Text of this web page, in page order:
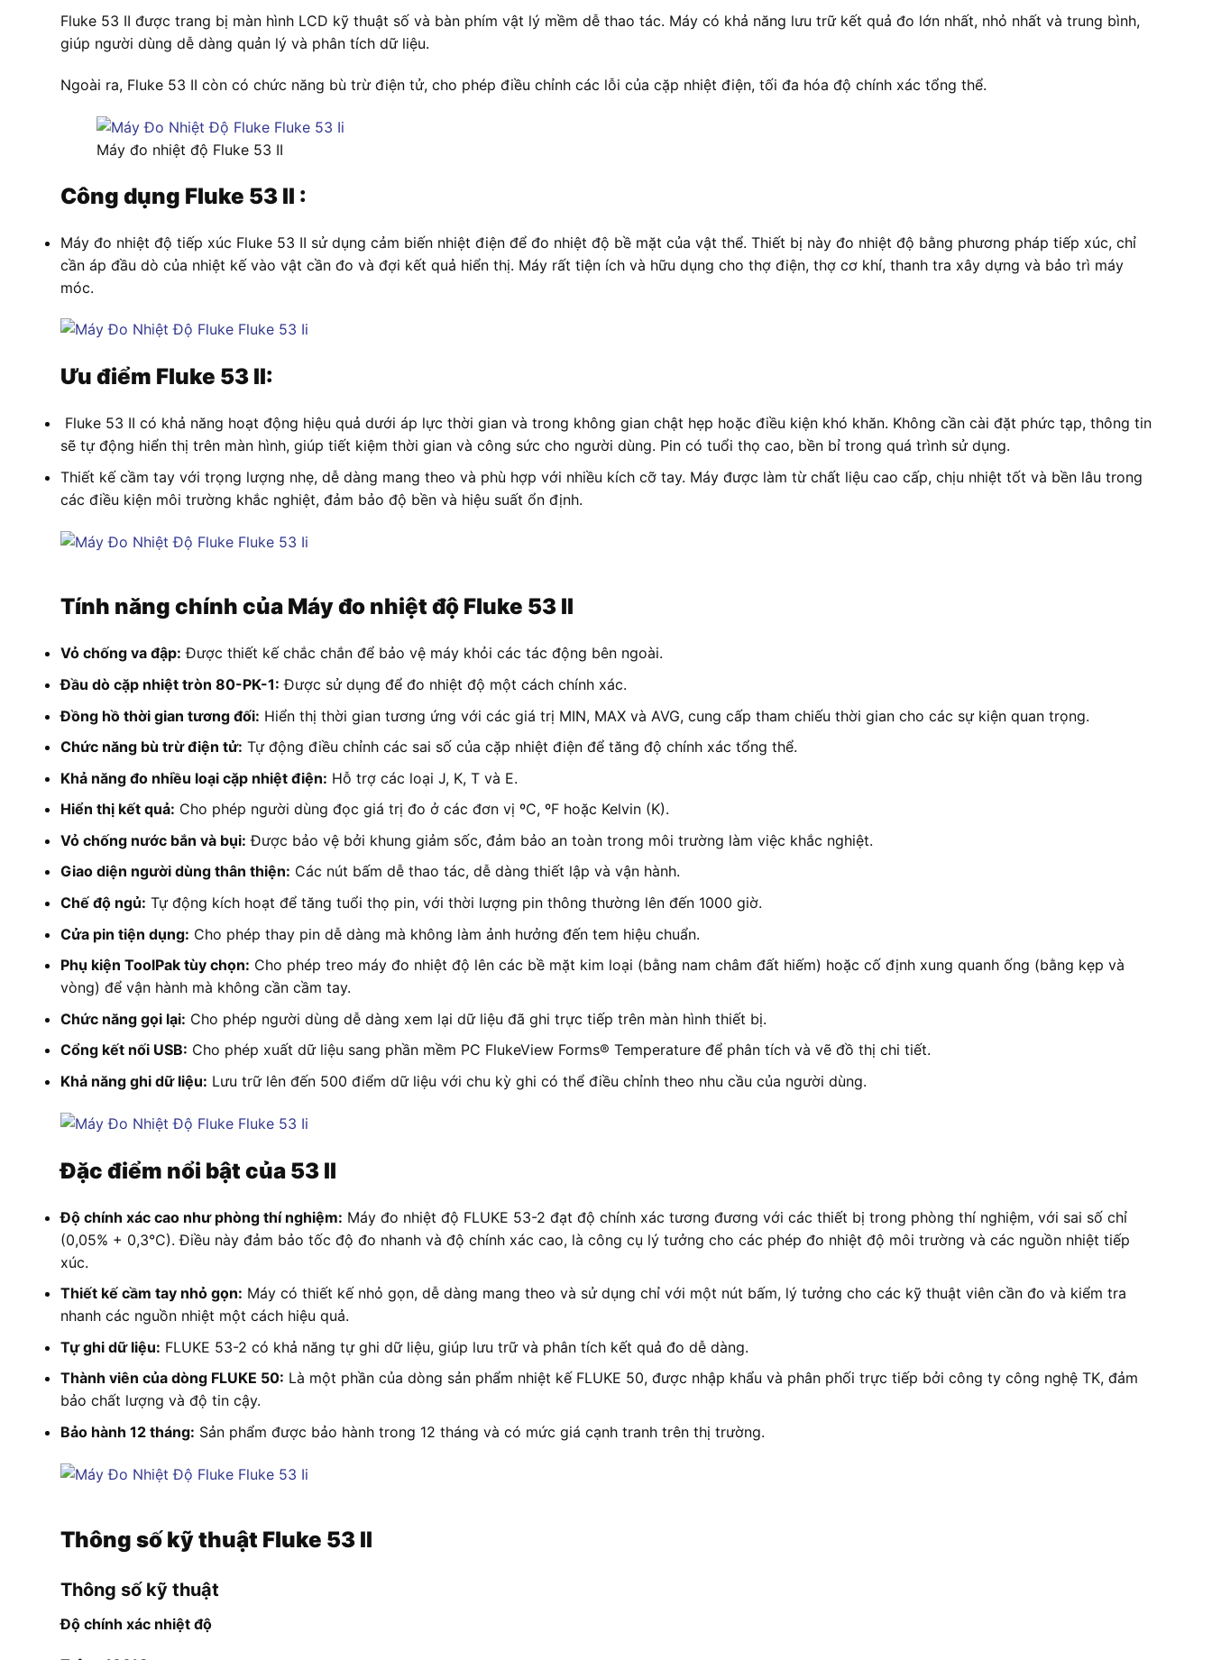
Fluke 53 II được trang bị màn hình LCD kỹ thuật số và bàn phím vật lý mềm dễ thao tác. Máy có khả năng lưu trữ kết quả đo lớn nhất, nhỏ nhất và trung bình,
giúp người dùng dễ dàng quản lý và phân tích dữ liệu.
Ngoài ra, Fluke 53 II còn có chức năng bù trừ điện tử, cho phép điều chỉnh các lỗi của cặp nhiệt điện, tối đa hóa độ chính xác tổng thể.
Máy đo nhiệt độ Fluke 53 II
Công dụng Fluke 53 II :
Máy đo nhiệt độ tiếp xúc Fluke 53 II sử dụng cảm biến nhiệt điện để đo nhiệt độ bề mặt của vật thể. Thiết bị này đo nhiệt độ bằng phương pháp tiếp xúc, chỉ
cần áp đầu dò của nhiệt kế vào vật cần đo và đợi kết quả hiển thị. Máy rất tiện ích và hữu dụng cho thợ điện, thợ cơ khí, thanh tra xây dựng và bảo trì máy
móc.
Ưu điểm Fluke 53 II:
Fluke 53 II có khả năng hoạt động hiệu quả dưới áp lực thời gian và trong không gian chật hẹp hoặc điều kiện khó khăn. Không cần cài đặt phức tạp, thông tin
sẽ tự động hiển thị trên màn hình, giúp tiết kiệm thời gian và công sức cho người dùng. Pin có tuổi thọ cao, bền bỉ trong quá trình sử dụng.
Thiết kế cầm tay với trọng lượng nhẹ, dễ dàng mang theo và phù hợp với nhiều kích cỡ tay. Máy được làm từ chất liệu cao cấp, chịu nhiệt tốt và bền lâu trong
các điều kiện môi trường khắc nghiệt, đảm bảo độ bền và hiệu suất ổn định.
Tính năng chính của Máy đo nhiệt độ Fluke 53 II
Vỏ chống va đập: Được thiết kế chắc chắn để bảo vệ máy khỏi các tác động bên ngoài.
Đầu dò cặp nhiệt tròn 80-PK-1: Được sử dụng để đo nhiệt độ một cách chính xác.
Đồng hồ thời gian tương đối: Hiển thị thời gian tương ứng với các giá trị MIN, MAX và AVG, cung cấp tham chiếu thời gian cho các sự kiện quan trọng.
Chức năng bù trừ điện tử: Tự động điều chỉnh các sai số của cặp nhiệt điện để tăng độ chính xác tổng thể.
Khả năng đo nhiều loại cặp nhiệt điện: Hỗ trợ các loại J, K, T và E.
Hiển thị kết quả: Cho phép người dùng đọc giá trị đo ở các đơn vị ºC, ºF hoặc Kelvin (K).
Vỏ chống nước bắn và bụi: Được bảo vệ bởi khung giảm sốc, đảm bảo an toàn trong môi trường làm việc khắc nghiệt.
Giao diện người dùng thân thiện: Các nút bấm dễ thao tác, dễ dàng thiết lập và vận hành.
Chế độ ngủ: Tự động kích hoạt để tăng tuổi thọ pin, với thời lượng pin thông thường lên đến 1000 giờ.
Cửa pin tiện dụng: Cho phép thay pin dễ dàng mà không làm ảnh hưởng đến tem hiệu chuẩn.
Phụ kiện ToolPak tùy chọn: Cho phép treo máy đo nhiệt độ lên các bề mặt kim loại (bằng nam châm đất hiếm) hoặc cố định xung quanh ống (bằng kẹp và
vòng) để vận hành mà không cần cầm tay.
Chức năng gọi lại: Cho phép người dùng dễ dàng xem lại dữ liệu đã ghi trực tiếp trên màn hình thiết bị.
Cổng kết nối USB: Cho phép xuất dữ liệu sang phần mềm PC FlukeView Forms® Temperature để phân tích và vẽ đồ thị chi tiết.
Khả năng ghi dữ liệu: Lưu trữ lên đến 500 điểm dữ liệu với chu kỳ ghi có thể điều chỉnh theo nhu cầu của người dùng.
Đặc điểm nổi bật của 53 II
Độ chính xác cao như phòng thí nghiệm: Máy đo nhiệt độ FLUKE 53-2 đạt độ chính xác tương đương với các thiết bị trong phòng thí nghiệm, với sai số chỉ
(0,05% + 0,3°C). Điều này đảm bảo tốc độ đo nhanh và độ chính xác cao, là công cụ lý tưởng cho các phép đo nhiệt độ môi trường và các nguồn nhiệt tiếp
xúc.
Thiết kế cầm tay nhỏ gọn: Máy có thiết kế nhỏ gọn, dễ dàng mang theo và sử dụng chỉ với một nút bấm, lý tưởng cho các kỹ thuật viên cần đo và kiểm tra
nhanh các nguồn nhiệt một cách hiệu quả.
Tự ghi dữ liệu: FLUKE 53-2 có khả năng tự ghi dữ liệu, giúp lưu trữ và phân tích kết quả đo dễ dàng.
Thành viên của dòng FLUKE 50: Là một phần của dòng sản phẩm nhiệt kế FLUKE 50, được nhập khẩu và phân phối trực tiếp bởi công ty công nghệ TK, đảm
bảo chất lượng và độ tin cậy.
Bảo hành 12 tháng: Sản phẩm được bảo hành trong 12 tháng và có mức giá cạnh tranh trên thị trường.
Thông số kỹ thuật Fluke 53 II
Thông số kỹ thuật
Độ chính xác nhiệt độ